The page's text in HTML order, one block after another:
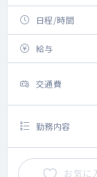
日程/時間
給与
交通費
勤務内容
お気に